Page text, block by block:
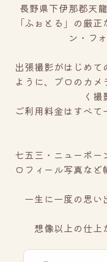
長野県下伊那郡天
「ふぉとる」の厳
ン・フ
出張撮影がはじめ
ように、プロのカ
く撮
ご利用料金はすべて
七五三・ニューボ
ロフィール写真な
一生に一度の思い
想像以上の仕上